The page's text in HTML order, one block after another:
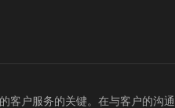
客户服务的关键。在与客户的沟